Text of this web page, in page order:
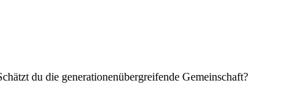
du die generationenübergreifende Gemeinschaft?